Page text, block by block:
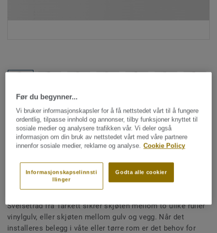
Hele kolleksjonen (1477)
Sveisetråd
Sveisetråd for vinylgulv -
Unicoloured LIGHT GREY
0455
Sveisetråd fra Tarkett sikrer skjøten mellom to ulike ruller
vinylgulv, eller skjøten mellom gulv og vegg. Når det
installeres belegg i våte eller tørre rom er det behov for
Før du begynner...
Vi bruker informasjonskapsler for å få nettstedet vårt til å fungere
ordentlig, tilpasse innhold og annonser, tilby funksjoner knyttet til
sosiale medier og analysere trafikken vår. Vi deler også
informasjon om din bruk av nettstedet vårt med våre partnere
innenfor sosiale medier, reklame og analyse. Cookie Policy
Godta alle cookier
Informasjonskapselinnsti
llinger